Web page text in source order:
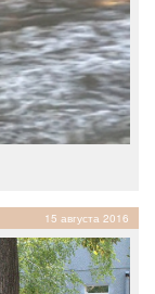
15 августа 2016